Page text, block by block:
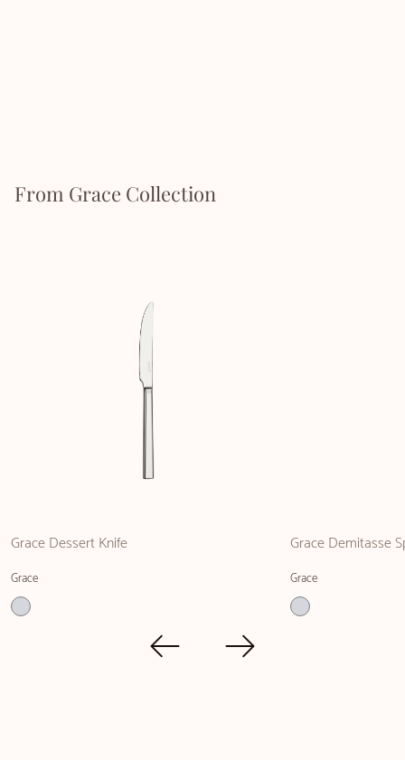
From Grace Collection
Grace Dessert Knife
Grace
Grace Demitasse
Grace